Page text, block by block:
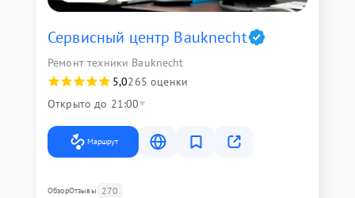
Сервисный центр Bauknecht
Ремонт техники Bauknecht
5,0265 оценки
Открыто до 21:00
Маршрут
ОбзорОтзывы 270